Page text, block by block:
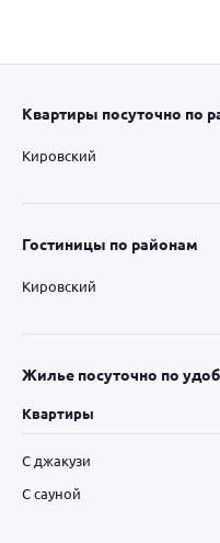
Квартиры посуточно по
Кировский
Гостиницы по районам
Кировский
Жилье посуточно по
Квартиры
С джакузи
С сауной